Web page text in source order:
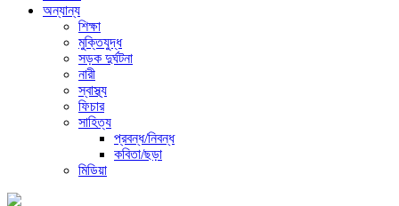
অন্যান্য
শিক্ষা
মুক্তিযুদ্ধ
সড়ক দুর্ঘটনা
নারী
স্বাস্থ্য
ফিচার
সাহিত্য
প্রবন্ধ/নিবন্ধ
কবিতা/ছড়া
মিডিয়া